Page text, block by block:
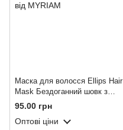
Маска для волосся Ellips Hair
Mask Бездоганний шовк з
PRO-Кератиновим
комплексом 18 г
95.00 грн
Оптові ціни